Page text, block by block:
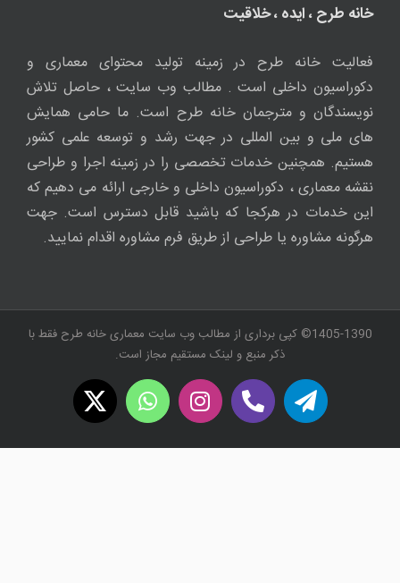
خانه طرح ، ایده ، خلاقیت
فعالیت خانه طرح در زمینه تولید محتوای معماری و
دکوراسیون داخلی است . مطالب وب سایت ، حاصل تلاش
نویسندگان و مترجمان خانه طرح است. ما حامی همایش
های ملی و بین المللی در جهت رشد و توسعه علمی کشور
هستیم. همچنین خدمات تخصصی را در زمینه اجرا و طراحی
نقشه معماری ، دکوراسیون داخلی و خارجی ارائه می دهیم که
این خدمات در هرکجا که باشید قابل دسترس است. جهت
هرگونه مشاوره یا طراحی از طریق فرم مشاوره اقدام نمایید.
1405-1390© کپی برداری از مطالب وب سایت معماری خانه طرح فقط با
ذکر منبع و لینک مستقیم مجاز است.
Telegram
Twitch
Instagram
WhatsApp
X